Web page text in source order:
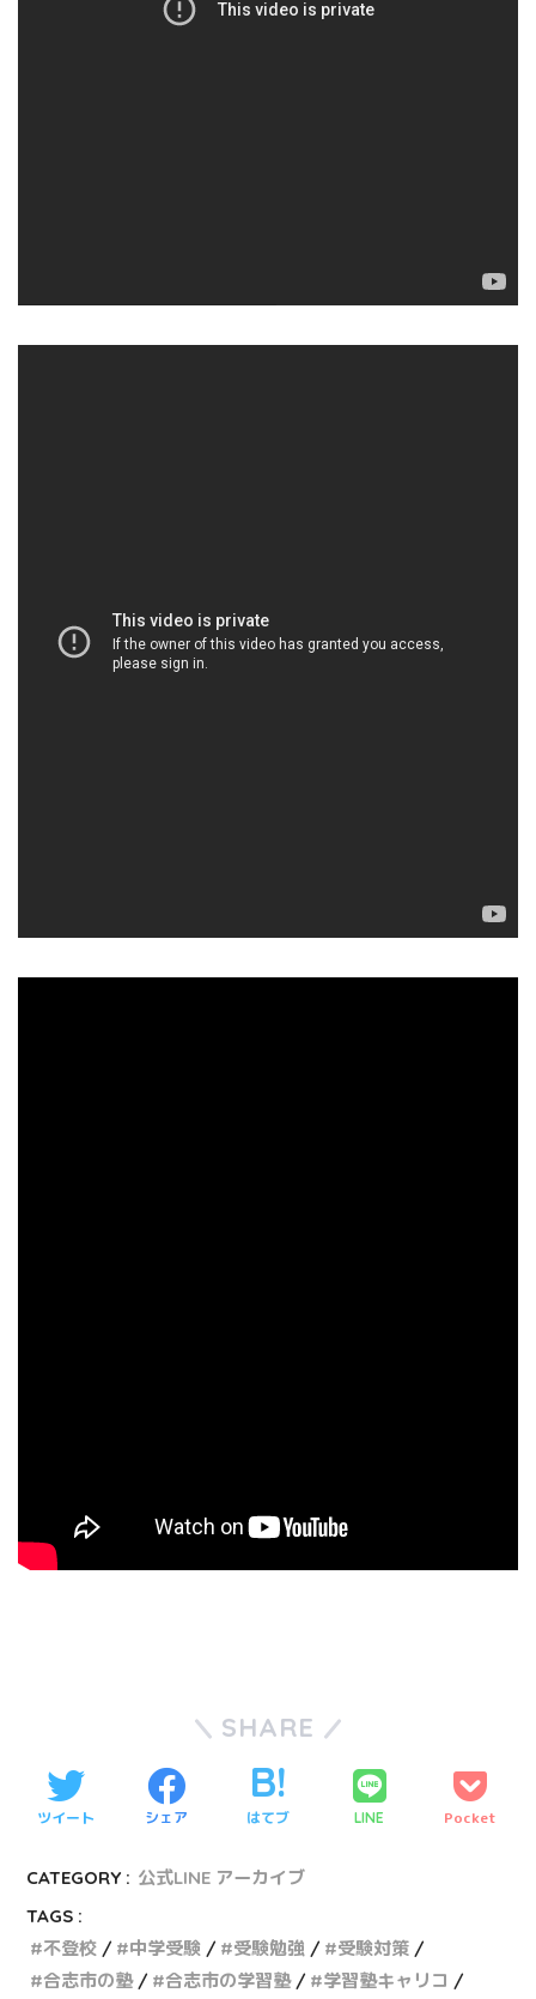
SHARE
ツイート シェア はてブ LINE Pocket
CATEGORY : 公式LINE アーカイブ
TAGS :
不登校
中学受験 受験勉強
受験対策
合志市の塾
合志市の学習塾
学習塾キャリコ